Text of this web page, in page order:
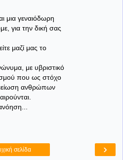
μια γεναιόδωρη
για την δική σας
μαζί μας το
με υβριστικό
που ως στόχο
ανθρώπων
›
σελίδα